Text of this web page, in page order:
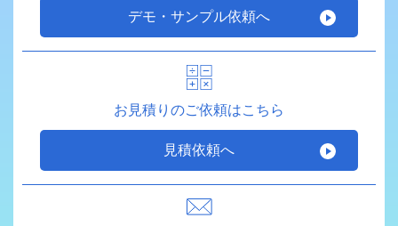
デモ・サンプル依頼へ
お見積りのご依頼はこちら
見積依頼へ